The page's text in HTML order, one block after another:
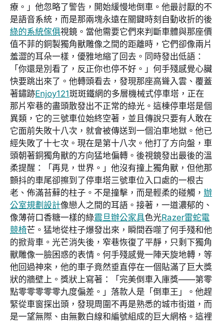
療。」他忽略了警告，開始緩慢地倒車。他最討厭的不
是語音系統，而是那兩塊永遠在關鍵時刻自動收折的後
綠的系統傢俱視鏡。當他需要它們來判斷車體與那座價
值不菲的銅製獨角獸雕像之間的距離時，它們卻像兩片
羞澀的耳朵一樣，優雅地縮了回去。同時發出低語：
「你還是別看了，反正你也停不好。」何手殘感覺心臟
快要跳出來了。他轉頭看去，發現那座高聳入雲、覆蓋
著鏽跡Enjoy121斑斑鐵網的多層機械式停車塔，正在
那片窄巷的盡頭散發出不正常的綠光。這棟停車塔是個
異類，它的三號車位始終空著，並且傳說只要有人敢在
它面前失敗十八次，就會被傳送到一個泊車地獄。他已
經失敗了十七次。現在是第十八次。他打了方向盤，車
頭朝著銅獨角獸的方向猛地偏轉。後視鏡發出最後的溫
柔提醒：「再見，世界。」他沒有撞上獨角獸，但他那
顫抖的車尾卻擦到了停車塔三號車位入口處的一根古
老、佈滿苔蘚的柱子。不是撞擊，而是輕柔的碰觸， 辦
公室規劃設計像戀人之間的耳語。接著，一道濃郁的、
像薄荷口香糖一樣的綠震旦辦公家具色光Razer雷蛇電
競椅芒。猛地從柱子爆發出來，瞬間吞噬了何手殘和他
的掀背車。光芒消失後，窄巷恢復了平靜，只剩下獨角
獸雕像一臉困惑的表情。何手殘感覺一陣天旋地轉，等
他回過神來，他的車子竟然垂直停在一個貼滿了巨大獎
狀的牆壁上。獎狀上寫著：「完美倒車入庫獎——第零
點零零零零零九度偏差。」落款人是「倒車王」。他趕
緊從車窗探出頭，發現周圍不再是熟悉的城市街道，而
是一望無際、由無數白線和編號組成的巨大網格。這裡